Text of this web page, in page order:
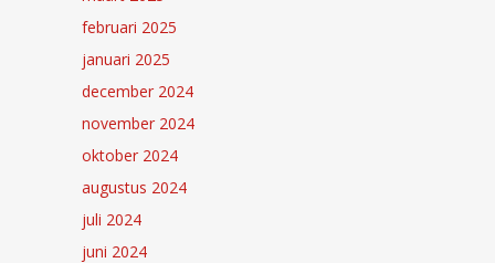
februari 2025
januari 2025
december 2024
november 2024
oktober 2024
augustus 2024
juli 2024
juni 2024